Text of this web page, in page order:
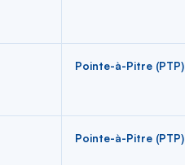
Pointe-à-Pitre (PTP)
Pointe-à-Pitre (PTP)